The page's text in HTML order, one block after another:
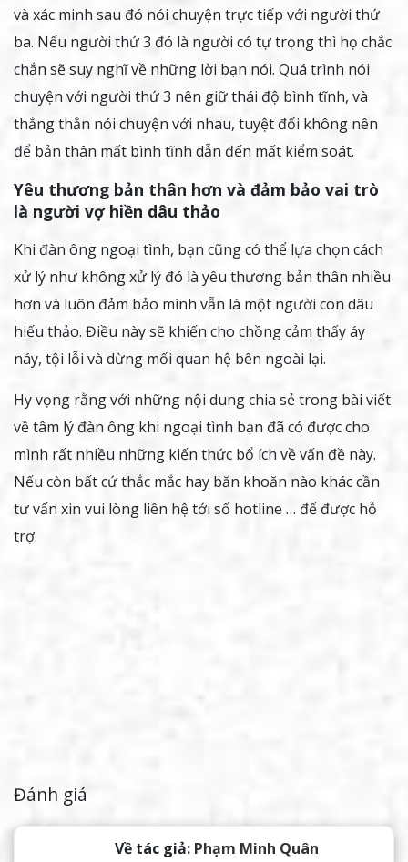
và xác minh sau đó nói chuyện trực tiếp với người thứ
ba. Nếu người thứ 3 đó là người có tự trọng thì họ chắc
chắn sẽ suy nghĩ về những lời bạn nói. Quá trình nói
chuyện với người thứ 3 nên giữ thái độ bình tĩnh, và
thẳng thắn nói chuyện với nhau, tuyệt đối không nên
để bản thân mất bình tĩnh dẫn đến mất kiểm soát.
Yêu thương bản thân hơn và đảm bảo vai trò
là người vợ hiền dâu thảo
Khi đàn ông ngoại tình, bạn cũng có thể lựa chọn cách
xử lý như không xử lý đó là yêu thương bản thân nhiều
hơn và luôn đảm bảo mình vẫn là một người con dâu
hiếu thảo. Điều này sẽ khiến cho chồng cảm thấy áy
náy, tội lỗi và dừng mối quan hệ bên ngoài lại.
Hy vọng rằng với những nội dung chia sẻ trong bài viết
về tâm lý đàn ông khi ngoại tình bạn đã có được cho
mình rất nhiều những kiến thức bổ ích về vấn đề này.
Nếu còn bất cứ thắc mắc hay băn khoăn nào khác cần
tư vấn xin vui lòng liên hệ tới số hotline … để được hỗ
trợ.
Đánh giá
Về tác giả: Phạm Minh Quân